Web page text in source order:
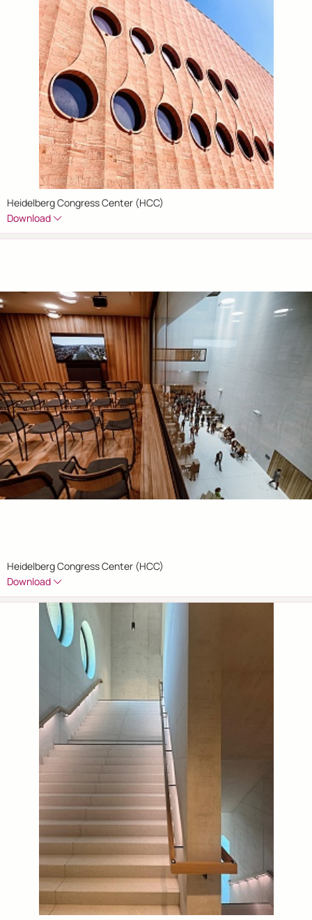
Heidelberg Congress Center (HCC)
Download
Heidelberg Congress Center (HCC)
Download